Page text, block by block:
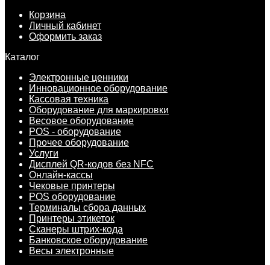
Корзина
Личный кабинет
Оформить заказ
Каталог
Электронные ценники
Инновационное оборудование
Кассовая техника
Оборудование для маркировки
Весовое оборудование
POS - оборудование
Прочее оборудование
Услуги
Дисплей QR-кодов без NFC
Онлайн-кассы
Чековые принтеры
POS оборудование
Терминалы сбора данных
Принтеры этикеток
Сканеры штрих-кода
Банковское оборудование
Весы электронные